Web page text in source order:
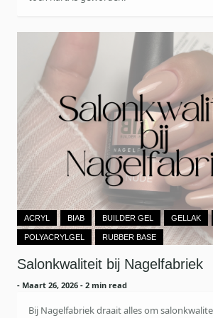
ACRYL BIAB BUILDER GEL GELLAK
POLYACRYLGEL RUBBER BASE
Salonkwaliteit bij Nagelfabriek
- Maart 26, 2026 - 2 min read
Bij Nagelfabriek draait alles om